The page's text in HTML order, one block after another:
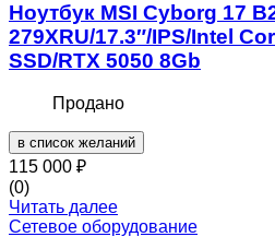
Ноутбук MSI Cyborg 17
279XRU/17.3″/IPS/Intel
SSD/RTX 5050 8Gb
Продано
в список желаний
115 000 ₽
(0)
Читать далее
Сетевое оборудование